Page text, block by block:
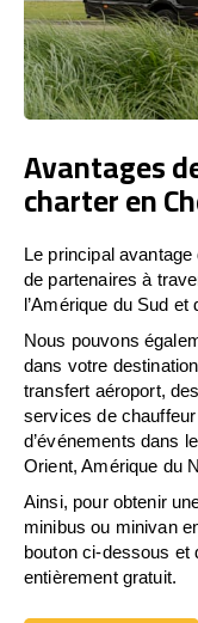
Avantages
charter en
Le principal
de partenaires à
l’Amérique du Sud et
Nous pouvons
dans votre
transfert aéroport,
services de
d’événements dans
Orient, Amérique du
Ainsi, pour obtenir
minibus ou minivan
bouton ci-dessous et
entièrement gratuit.